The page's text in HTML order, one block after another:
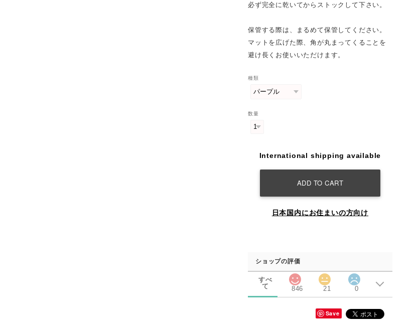
必ず完全に乾いてからストックして下さい。
保管する際は、まるめて保管してください。
マットを広げた際、角が丸まってくることを
避け長くお使いいただけます。
種類
数量
International shipping available
ADD TO CART
日本国内にお住まいの方向け
ショップの評価
すべ
て
846 21 0
Save